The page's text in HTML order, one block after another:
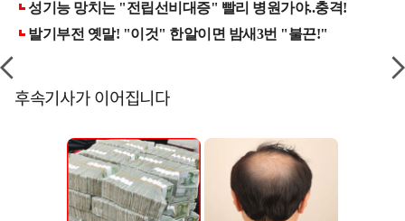
후속기사가 이어집니다